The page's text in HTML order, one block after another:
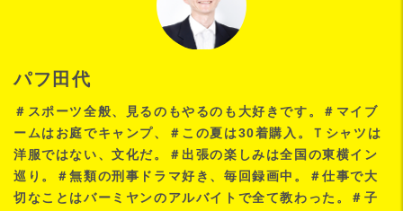
パフ田代
＃スポーツ全般、見るのもやるのも大好きです。＃マイブ
ームはお庭でキャンプ、＃この夏は30着購入。Ｔシャツは
洋服ではない、文化だ。＃出張の楽しみは全国の東横イン
巡り。＃無類の刑事ドラマ好き、毎回録画中。＃仕事で大
切なことはバーミヤンのアルバイトで全て教わった。＃子